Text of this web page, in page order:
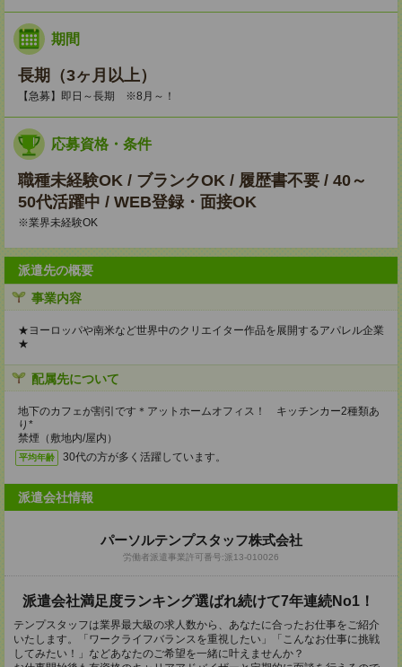
期間
長期（3ヶ月以上）
【急募】即日～長期 ※8月～！
応募資格・条件
職種未経験OK / ブランクOK / 履歴書不要 / 40～
50代活躍中 / WEB登録・面接OK
※業界未経験OK
派遣先の概要
事業内容
★ヨーロッパや南米など世界中のクリエイター作品を展開するアパレル企業
★
配属先について
地下のカフェが割引です＊アットホームオフィス！ キッチンカー2種類あ
り*
禁煙（敷地内/屋内）
平均年齢 30代の方が多く活躍しています。
派遣会社情報
パーソルテンプスタッフ株式会社
労働者派遣事業許可番号:派13-010026
派遣会社満足度ランキング選ばれ続けて7年連続No1！
テンプスタッフは業界最大級の求人数から、あなたに合ったお仕事をご紹介
いたします。「ワークライフバランスを重視したい」「こんなお仕事に挑戦
してみたい！」などあなたのご希望を一緒に叶えませんか？